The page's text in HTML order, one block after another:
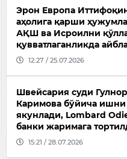
Эрон Европа
аҳолига қарши
АҚШ ва Исроилни
қувватлаганликда
12:27 / 25.07.2026
Швейсария суди
Каримова бўйича ишни
якунлади, Lombard
банки жаримага
15:21 / 28.07.2026